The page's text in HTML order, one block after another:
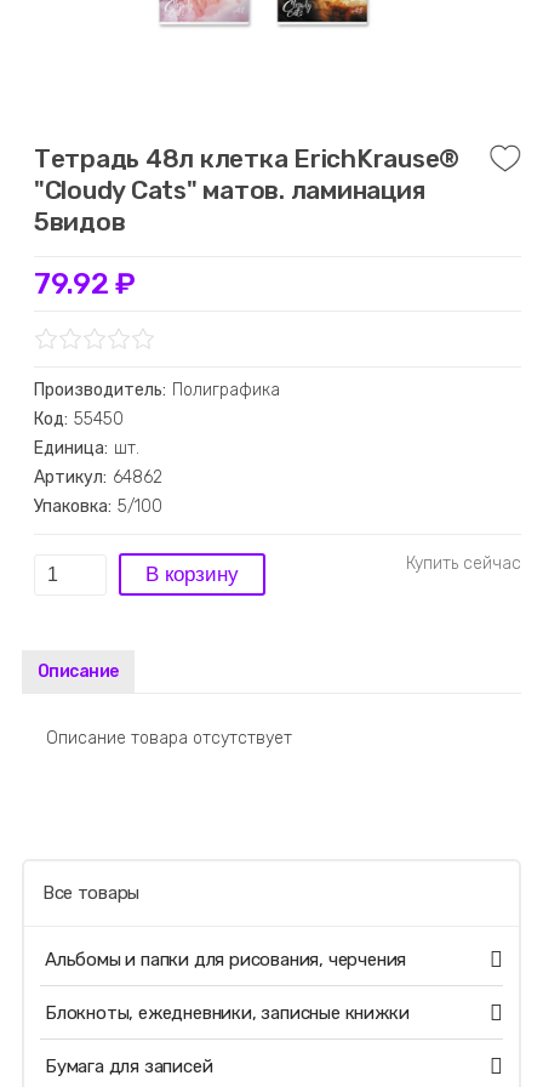
Тетрадь 48л клетка ErichKrause®
"Cloudy Cats" матов. ламинация
5видов
79.92 ₽
Производитель: Полиграфика
Код: 55450
Единица: шт.
Артикул: 64862
Упаковка: 5/100
Описание
Описание товара отсутствует
Все товары
Альбомы и папки для рисования, черчения
Блокноты, ежедневники, записные книжки
Бумага для записей